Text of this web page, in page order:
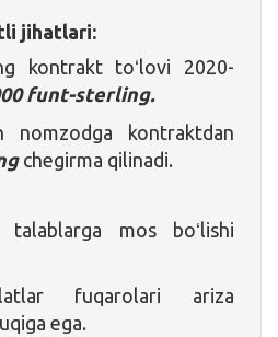
jihatlari:
kontrakt toʻlovi 2020-
funt-sterling.
kontraktdan
chegirma qilinadi.
talablarga mos boʻlishi
fuqarolari ariza
ega.